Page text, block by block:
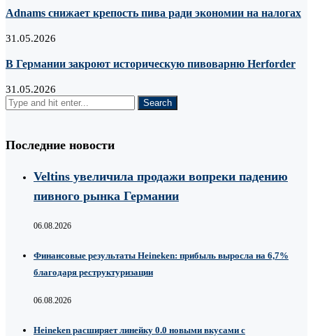
Adnams снижает крепость пива ради экономии на налогах
31.05.2026
В Германии закроют историческую пивоварню Herforder
31.05.2026
Последние новости
Veltins увеличила продажи вопреки падению
пивного рынка Германии
06.08.2026
Финансовые результаты Heineken: прибыль выросла на 6,7%
благодаря реструктуризации
06.08.2026
Heineken расширяет линейку 0.0 новыми вкусами с